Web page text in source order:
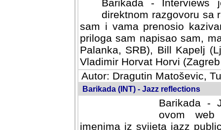
Barikada -
direktnom razgovoru sa
sam i vama prenosio
priloga sam napisao sam,
Palanka, SRB), Bill Kapelj
Vladimir Horvat Horvi
Autor: Dragutin Matoševic,
Barikada (INT) - Jazz reflections
Barikada -
ovom web
imenima iz svijeta jazz